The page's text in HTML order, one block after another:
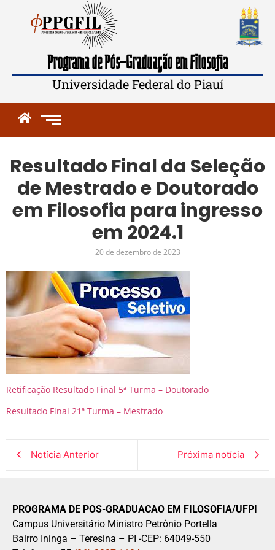
Programa de Pós-Graduação em Filosofia
Universidade Federal do Piauí
Resultado Final da Seleção
de Mestrado e Doutorado
em Filosofia para ingresso
em 2024.1
20 de dezembro de 2023
Retificação Resultado Final 5ª Turma – Doutorado
Resultado Final 21ª Turma – Mestrado
Notícia Anterior Próxima notícia
PROGRAMA DE POS-GRADUACAO EM FILOSOFIA/UFPI
Campus Universitário Ministro Petrônio Portella
Bairro Ininga – Teresina – PI -CEP: 64049-550